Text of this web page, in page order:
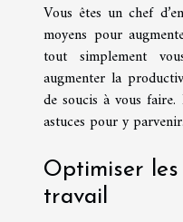
Vous êtes un chef
moyens pour
tout simplement
augmenter la
de soucis à vous
astuces pour y parvenir.
Optimiser
travail